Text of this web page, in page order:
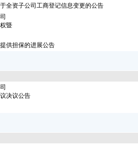
全资子公司工商登记信息变更的公告
暨
供担保的进展公告
决议公告